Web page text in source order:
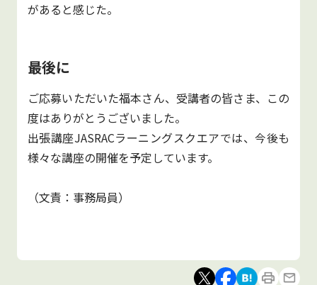
があると感じた。
最後に
ご応募いただいた福本さん、受講者の皆さま、この
度はありがとうございました。
出張講座JASRACラーニングスクエアでは、今後も
様々な講座の開催を予定しています。
（文責：事務局員）